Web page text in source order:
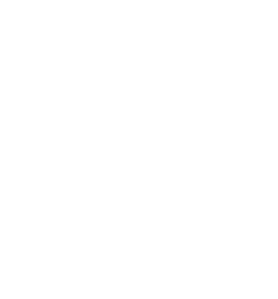
заказу. Работы